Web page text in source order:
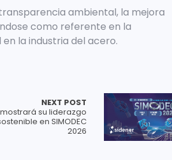
ambiental, la mejora
como referente en la
la industria del acero.
NEXT POST
su liderazgo
en SIMODEC
2026